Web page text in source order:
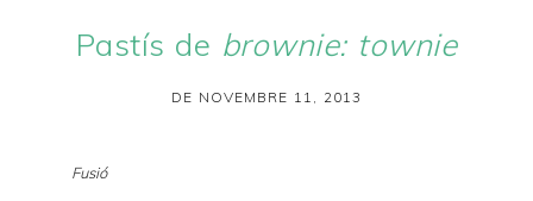
Pastís de brownie: townie
DE NOVEMBRE 11, 2013
Fusió